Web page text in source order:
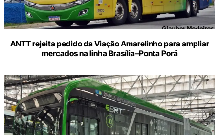
ANTT rejeita pedido da Viação Amarelinho para ampliar
mercados na linha Brasília–Ponta Porã